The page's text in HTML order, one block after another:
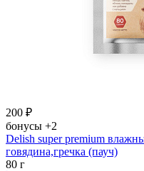
200 ₽
бонусы +2
Delish super premium
говядина,гречка (пауч)
80 г